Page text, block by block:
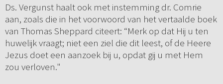
Ds. Vergunst haalt ook met instemming dr. Comrie
aan, zoals die in het voorwoord van het vertaalde boek
van Thomas Sheppard citeert: “Merk op dat Hij u ten
huwelijk vraagt; niet een ziel die dit leest, of de Heere
Jezus doet een aanzoek bij u, opdat gij u met Hem
zou verloven."